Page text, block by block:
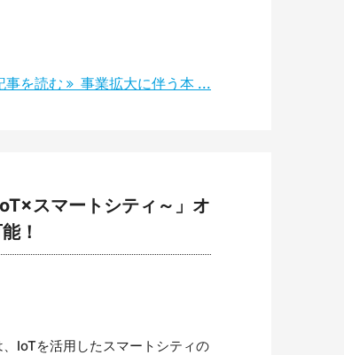
事を読む 事業拡大に伴う本 ...
スマートシティ～」オ
！
IoTを活用したスマートシティの